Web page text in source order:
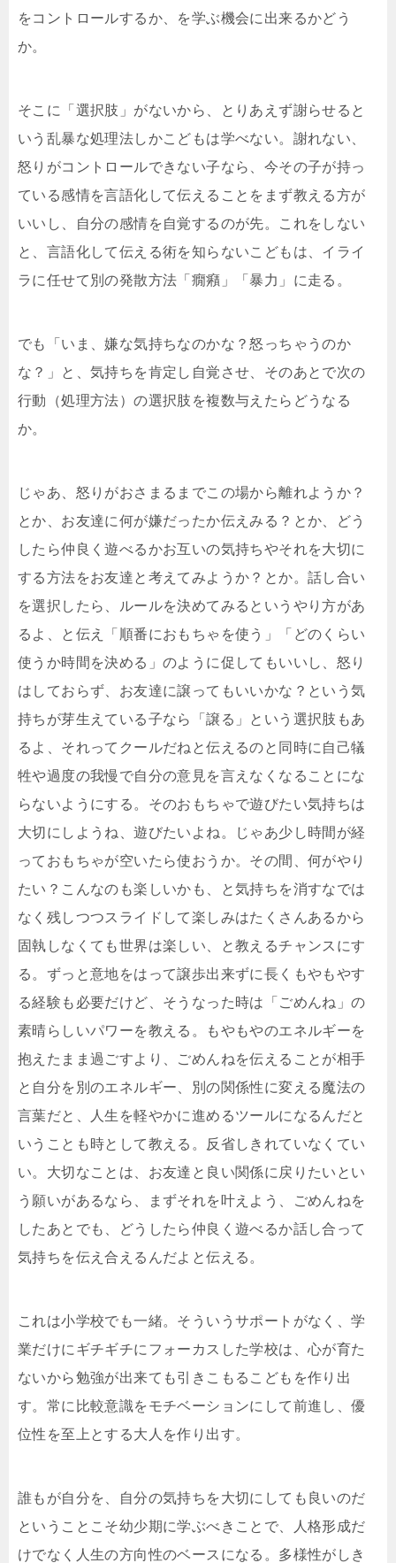
をコントロールするか、を学ぶ機会に出来るかどう
か。
そこに「選択肢」がないから、とりあえず謝らせると
いう乱暴な処理法しかこどもは学べない。謝れない、
怒りがコントロールできない子なら、今その子が持っ
ている感情を言語化して伝えることをまず教える方が
いいし、自分の感情を自覚するのが先。これをしない
と、言語化して伝える術を知らないこどもは、イライ
ラに任せて別の発散方法「癇癪」「暴力」に走る。
でも「いま、嫌な気持ちなのかな？怒っちゃうのか
な？」と、気持ちを肯定し自覚させ、そのあとで次の
行動（処理方法）の選択肢を複数与えたらどうなる
か。
じゃあ、怒りがおさまるまでこの場から離れようか？
とか、お友達に何が嫌だったか伝えみる？とか、どう
したら仲良く遊べるかお互いの気持ちやそれを大切に
する方法をお友達と考えてみようか？とか。話し合い
を選択したら、ルールを決めてみるというやり方があ
るよ、と伝え「順番におもちゃを使う」「どのくらい
使うか時間を決める」のように促してもいいし、怒り
はしておらず、お友達に譲ってもいいかな？という気
持ちが芽生えている子なら「譲る」という選択肢もあ
るよ、それってクールだねと伝えるのと同時に自己犠
牲や過度の我慢で自分の意見を言えなくなることにな
らないようにする。そのおもちゃで遊びたい気持ちは
大切にしようね、遊びたいよね。じゃあ少し時間が経
っておもちゃが空いたら使おうか。その間、何がやり
たい？こんなのも楽しいかも、と気持ちを消すなでは
なく残しつつスライドして楽しみはたくさんあるから
固執しなくても世界は楽しい、と教えるチャンスにす
る。ずっと意地をはって譲歩出来ずに長くもやもやす
る経験も必要だけど、そうなった時は「ごめんね」の
素晴らしいパワーを教える。もやもやのエネルギーを
抱えたまま過ごすより、ごめんねを伝えることが相手
と自分を別のエネルギー、別の関係性に変える魔法の
言葉だと、人生を軽やかに進めるツールになるんだと
いうことも時として教える。反省しきれていなくてい
い。大切なことは、お友達と良い関係に戻りたいとい
う願いがあるなら、まずそれを叶えよう、ごめんねを
したあとでも、どうしたら仲良く遊べるか話し合って
気持ちを伝え合えるんだよと伝える。
これは小学校でも一緒。そういうサポートがなく、学
業だけにギチギチにフォーカスした学校は、心が育た
ないから勉強が出来ても引きこもるこどもを作り出
す。常に比較意識をモチベーションにして前進し、優
位性を至上とする大人を作り出す。
誰もが自分を、自分の気持ちを大切にしても良いのだ
ということこそ幼少期に学ぶべきことで、人格形成だ
けでなく人生の方向性のベースになる。多様性がしき